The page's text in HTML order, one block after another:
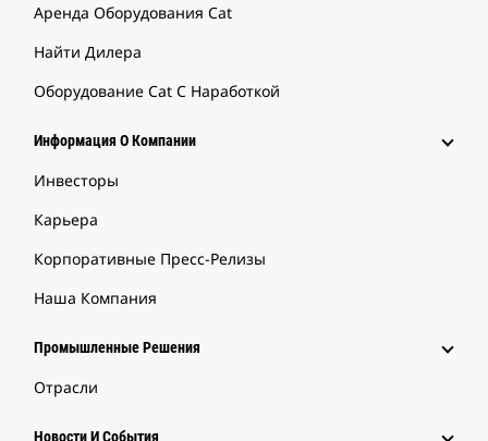
Аренда Оборудования Cat
Найти Дилера
Оборудование Cat С Наработкой
Информация О Компании
Инвесторы
Карьера
Корпоративные Пресс-Релизы
Наша Компания
Промышленные Решения
Отрасли
Новости И События